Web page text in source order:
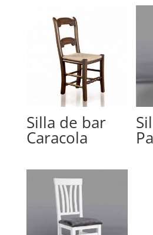
Silla de bar
Caracola